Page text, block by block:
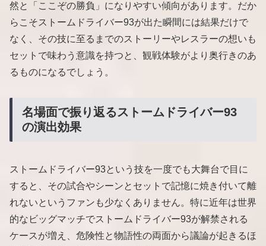
然と「ここぞの勝負」になりやすい傾向があります。だか
らこそストームドライバー93が出た瞬間には結果だけで
なく、その技に至るまでのストーリーやレスラーの想いも
セットで味わう意識を持つと、観戦体験がより奥行きのあ
るものになるでしょう。
名場面で振り返るストームドライバー93
の演出効果
ストームドライバー93という技を一度でも大舞台で目に
すると、その試合やシーンとセットで記憶に焼き付いて離
れないというファンも少なくありません。特に近年は世界
的なビッグマッチでストームドライバー93が解禁される
ケースが増え、危険性と物語性の両面から議論が起きるほ